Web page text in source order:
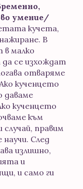
умение/
кучета,
В
в малко
се изхождат
отваряме
кученцето
даваме
кученцето
към
случай, правим
След
излишно,
и
и само ги